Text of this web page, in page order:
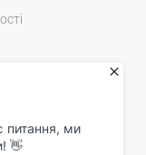
Reserved.